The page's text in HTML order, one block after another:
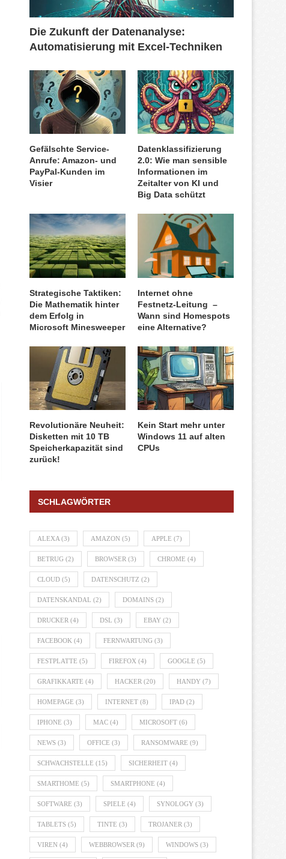
Strategische Taktiken: Die
Mathematik hinter dem Erfolg in...
Wann sind Homespots
Die Zukunft der Datenanalyse:
Automatisierung mit Excel-Techniken
Gefälschte Service-
Anrufe: Amazon- und
PayPal-Kunden im
Visier
Datenklassifizierung
2.0: Wie man sensible
Informationen im
Zeitalter von KI und
Big Data schützt
Strategische Taktiken:
Die Mathematik hinter
dem Erfolg in
Microsoft Minesweeper
Internet ohne
Festnetz-Leitung –
Wann sind Homespots
eine Alternative?
Revolutionäre Neuheit:
Disketten mit 10 TB
Speicherkapazität sind
zurück!
Kein Start mehr unter
Windows 11 auf alten
CPUs
SCHLAGWÖRTER
ALEXA (3) AMAZON (5) APPLE (7)
BETRUG (2) BROWSER (3) CHROME (4)
CLOUD (5) DATENSCHUTZ (2)
DATENSKANDAL (2) DOMAINS (2)
DRUCKER (4) DSL (3) EBAY (2)
FACEBOOK (4) FERNWARTUNG (3)
FESTPLATTE (5) FIREFOX (4) GOOGLE (5)
GRAFIKKARTE (4) HACKER (20) HANDY (7)
HOMEPAGE (3) INTERNET (8) IPAD (2)
IPHONE (3) MAC (4) MICROSOFT (6)
NEWS (3) OFFICE (3) RANSOMWARE (9)
SCHWACHSTELLE (15) SICHERHEIT (4)
SMARTHOME (5) SMARTPHONE (4)
SOFTWARE (3) SPIELE (4) SYNOLOGY (3)
TABLETS (5) TINTE (3) TROJANER (3)
VIREN (4) WEBBROWSER (9) WINDOWS (3)